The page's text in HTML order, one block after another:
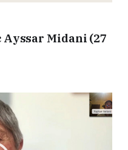
Ayssar Midani (27